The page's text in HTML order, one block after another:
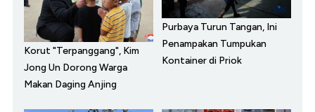
Korut "Terpanggang", Kim
Jong Un Dorong Warga
Makan Daging Anjing
Purbaya Turun Tangan, Ini
Penampakan Tumpukan
Kontainer di Priok